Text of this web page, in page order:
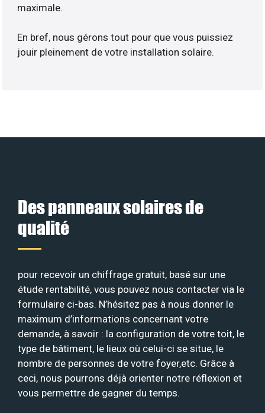
maximale.
En bref, nous gérons tout pour que vous puissiez
jouir pleinement de votre installation solaire.
Des panneaux solaires de
qualité
pour recevoir un chiffrage gratuit, basé sur une
étude rentabilité, vous pouvez nous contacter via le
formulaire ci-bas. N’hésitez pas à nous donner le
maximum d’informations concernant votre
demande, à savoir : la configuration de votre toit, le
type de bâtiment, le lieux où celui-ci se situe, le
nombre de personnes de votre foyer,etc. Grâce à
ceci, nous pourrons déjà orienter notre réflexion et
vous permettre de gagner du temps.